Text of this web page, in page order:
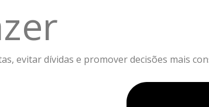
evitar dívidas e promover decisões mais